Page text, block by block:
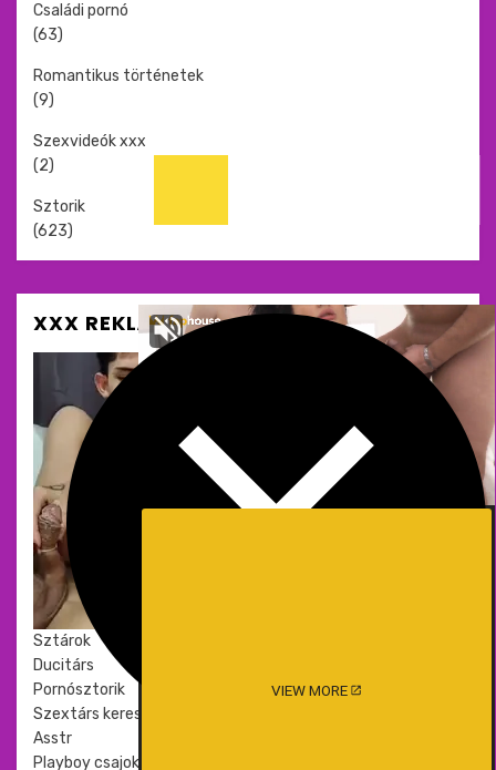
Családi pornó
(63)
Romantikus történetek
(9)
Szexvideók xxx
(2)
Sztorik
(623)
XXX REKLÁM ÉS SZEXOLDALAK
Meztelen
Sztárok
Ducitárs
Pornósztorik
Szextárs kereső
Asstr
Playboy csajok
VIEW MORE